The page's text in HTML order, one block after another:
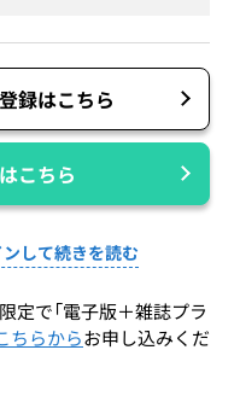
録はこちら
こちら
して続きを読む
定で「電子版＋雑誌プラ
ちらからお申し込みくだ